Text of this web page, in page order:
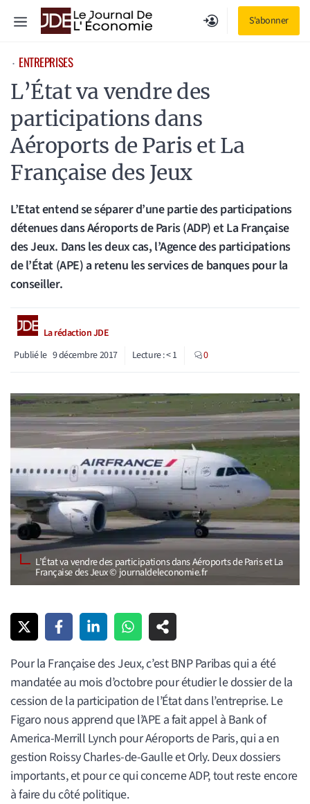
S'abonner
Menu
⋅ ENTREPRISES
L’État va vendre des
participations dans
Aéroports de Paris et La
Française des Jeux
L’Etat entend se séparer d’une partie des participations
détenues dans Aéroports de Paris (ADP) et La Française
des Jeux. Dans les deux cas, l’Agence des participations
de l’État (APE) a retenu les services de banques pour la
conseiller.
La rédaction JDE
Publié le 9 décembre 2017 Lecture :< 1 0
L’État va vendre des participations dans Aéroports de Paris et La
Française des Jeux © journaldeleconomie.fr
Pour la Française des Jeux, c’est BNP Paribas qui a été
mandatée au mois d’octobre pour étudier le dossier de la
cession de la participation de l’État dans l’entreprise. Le
Figaro nous apprend que l’APE a fait appel à Bank of
America-Merrill Lynch pour Aéroports de Paris, qui a en
gestion Roissy Charles-de-Gaulle et Orly. Deux dossiers
importants, et pour ce qui concerne ADP, tout reste encore
à faire du côté politique.